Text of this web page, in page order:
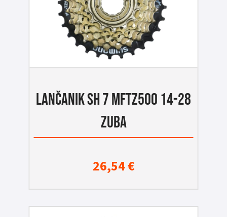
LANČANIK SH 7 MFTZ500 14-28
ZUBA
26,54€